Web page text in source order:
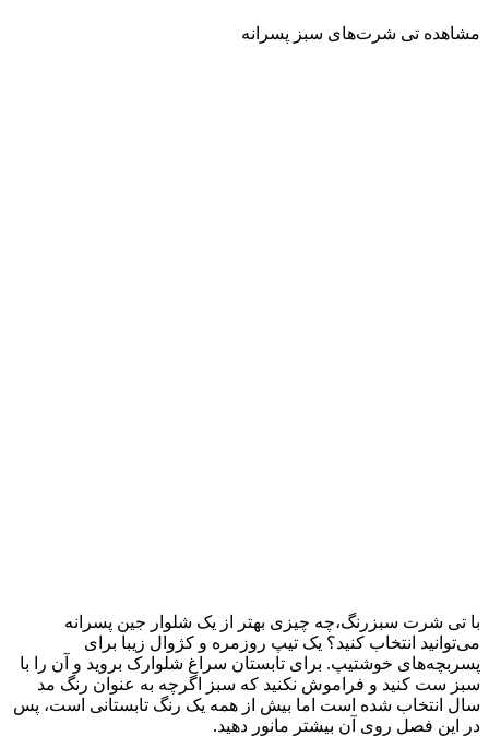
مشاهده تی شرت‌های سبز پسرانه
با تی شرت سبزرنگ،چه چیزی بهتر از یک شلوار جین پسرانه
می‌توانید انتخاب کنید؟ یک تیپ روزمره و کژوال زیبا برای
پسربچه‌های خوشتیپ. برای تابستان سراغ شلوارک بروید و آن را با
سبز ست کنید و فراموش نکنید که سبز اگرچه به عنوان رنگ مد
سال انتخاب شده است اما بیش از همه یک رنگ تابستانی است، پس
در این فصل روی آن بیشتر مانور دهید.